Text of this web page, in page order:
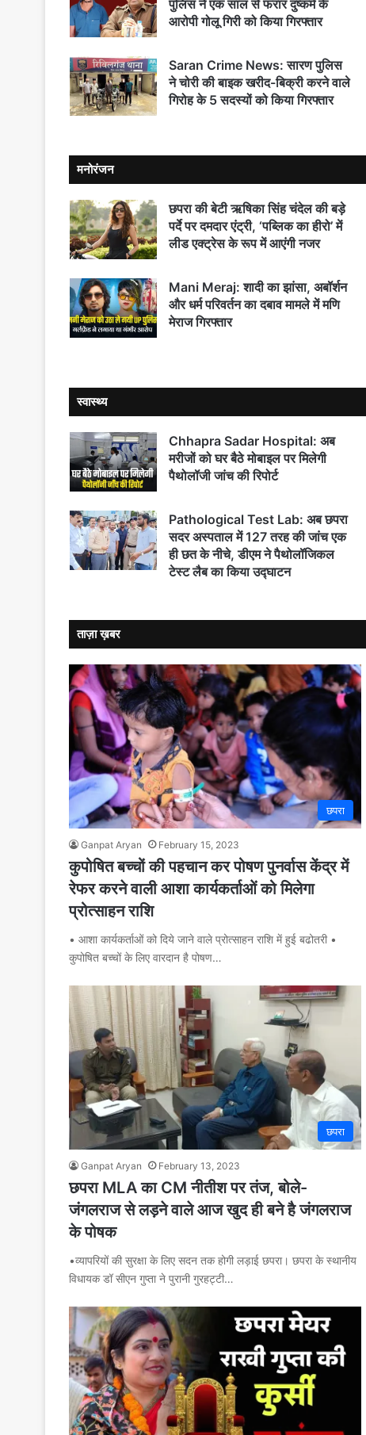
पुलिस ने एक साल से फरार दुष्कर्म के
आरोपी गोलू गिरी को किया गिरफ्तार
Saran Crime News: सारण पुलिस
ने चोरी की बाइक खरीद-बिक्री करने वाले
गिरोह के 5 सदस्यों को किया गिरफ्तार
मनोरंजन
छपरा की बेटी ऋषिका सिंह चंदेल की बड़े
पर्दे पर दमदार एंट्री, ‘पब्लिक का हीरो’ में
लीड एक्ट्रेस के रूप में आएंगी नजर
Mani Meraj: शादी का झांसा, अबॉर्शन
और धर्म परिवर्तन का दबाव मामले में मणि
मेराज गिरफ्तार
स्वास्थ्य
Chhapra Sadar Hospital: अब
मरीजों को घर बैठे मोबाइल पर मिलेगी
पैथोलॉजी जांच की रिपोर्ट
Pathological Test Lab: अब छपरा
सदर अस्पताल में 127 तरह की जांच एक
ही छत के नीचे, डीएम ने पैथोलॉजिकल
टेस्ट लैब का किया उद्घाटन
ताज़ा ख़बर
छपरा
Ganpat Aryan February 15, 2023
कुपोषित बच्चों की पहचान कर पोषण पुनर्वास केंद्र में
रेफर करने वाली आशा कार्यकर्ताओं को मिलेगा
प्रोत्साहन राशि
• आशा कार्यकर्ताओं को दिये जाने वाले प्रोत्साहन राशि में हुई बढोतरी •
कुपोषित बच्चों के लिए वारदान है पोषण…
छपरा
Ganpat Aryan February 13, 2023
छपरा MLA का CM नीतीश पर तंज, बोले-
जंगलराज से लड़ने वाले आज खुद ही बने है जंगलराज
के पोषक
•व्यापरियों की सुरक्षा के लिए सदन तक होगी लड़ाई छपरा। छपरा के स्थानीय
विधायक डॉ सीएन गुप्ता ने पुरानी गुरहट्टी…